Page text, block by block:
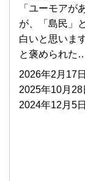
「ユーモアが
が、「島民」
白いと思いま
と褒められた
2026年2月17
2025年10月28
2024年12月5